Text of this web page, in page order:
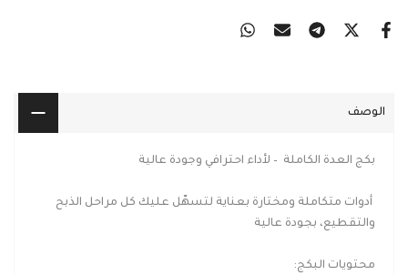
الوصف
بكج العدة الكاملة – لأداء احترافي وجودة عالية
أدوات متكاملة ومختارة بعناية لتسهّل عليك كل مراحل الذبح
والتقطيع، بجودة عالية
محتويات البكج: